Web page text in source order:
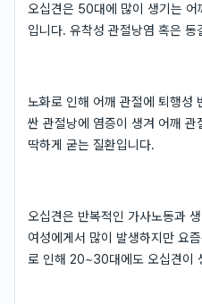
오십견은 50대에 많이 생기는 어
입니다. 유착성 관절낭염 혹은 동
노화로 인해 어깨 관절에 퇴행성
싼 관절낭에 염증이 생겨 어깨
딱하게 굳는 질환입니다.
오십견은 반복적인 가사노동과
여성에게서 많이 발생하지만 요
로 인해 20~30대에도 오십견이